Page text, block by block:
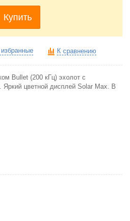
Купить
К сравнению
Bullet (200 кГц) эхолот с
цветной дисплей Solar Max. В